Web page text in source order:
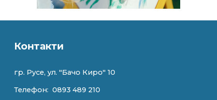
Контакти
гр. Русе, ул. "Бачо Киро" 10
Телефон:0893 489 210